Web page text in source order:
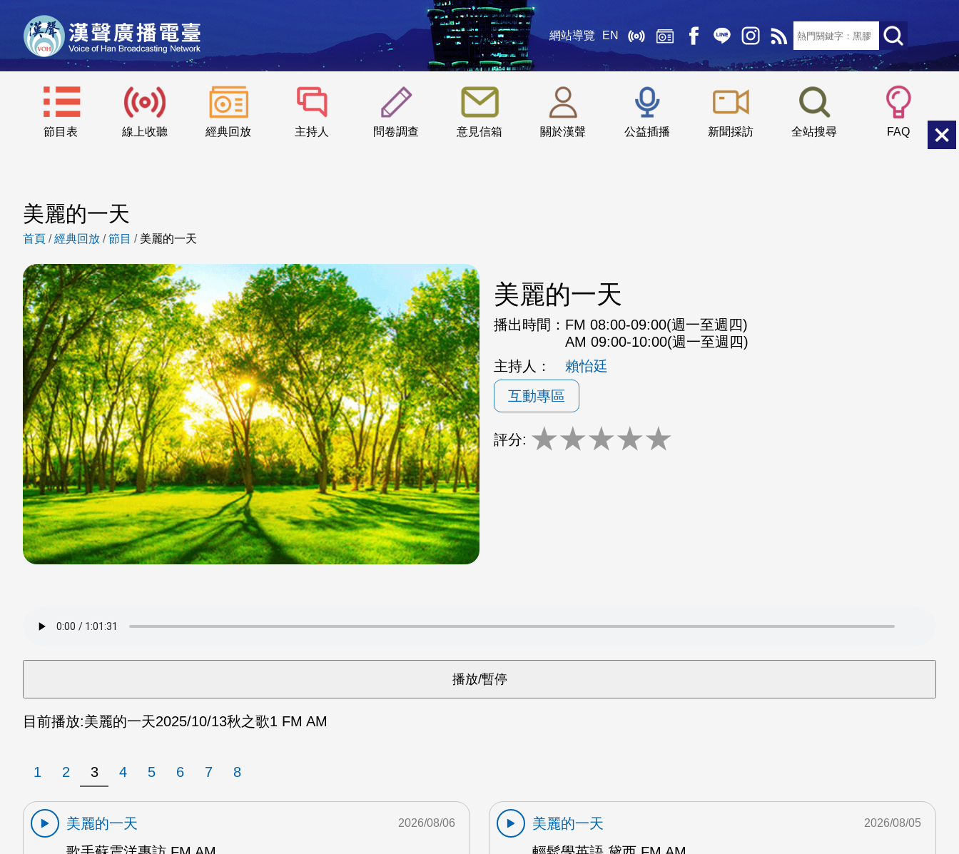
網站導覽 EN
節目表 線上收聽 經典回放 主持人 問卷調查 意見信箱 關於漢聲 公益插播 新聞採訪 全站搜尋 FAQ
::: 小 中
美麗的一天
首頁 /經典回放 /節目 / 美麗的一天
美麗的一天
播出時間： FM 08:00-09:00(週一至週四)
AM 09:00-10:00(週一至週四)
主持人：
賴怡廷
互動專區
評分: ★★★★★
目前播放:美麗的一天2025/10/13秋之歌1 FM AM
1 2 3 4 5 6 7 8
美麗的一天
2026/08/06
美麗的一天
2026/08/05